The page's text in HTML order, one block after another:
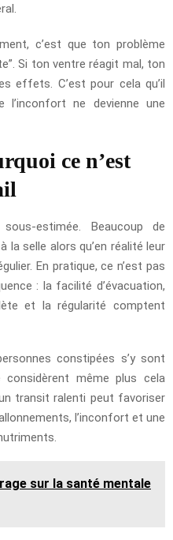
c’est que ton problème
Si ton ventre réagit mal, ton
effets. C’est pour cela qu’il
ne devienne une
ce n’est
estimée. Beaucoup de
la selle alors qu’en réalité leur
En pratique, ce n’est pas
: la facilité d’évacuation,
et la régularité comptent
constipées s’y sont
considèrent même plus cela
transit ralenti peut favoriser
l’inconfort et une
sur la santé mentale